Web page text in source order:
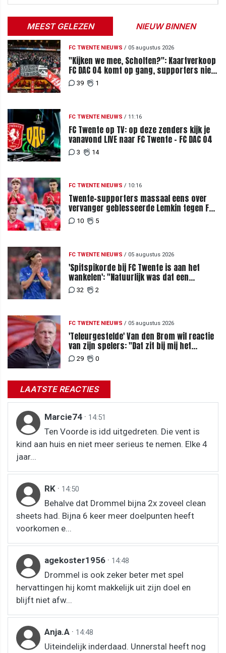
MEEST GELEZEN NIEUW BINNEN
FC TWENTE NIEUWS / 05 augustus 2026
"Kijken we mee, Scholten?": Kaartverkoop
FC DAC 04 komt op gang, supporters niet
blij met ticketprijzen
39 1
FC TWENTE NIEUWS / 11:16
FC Twente op TV: op deze zenders kijk je
vanavond LIVE naar FC Twente - FC DAC 04
3 14
FC TWENTE NIEUWS / 10:16
Twente-supporters massaal eens over
vervanger geblesseerde Lemkin tegen FC
DAC 04
10 5
FC TWENTE NIEUWS / 05 augustus 2026
'Spitspikorde bij FC Twente is aan het
wankelen': "Natuurlijk was dat een
signaal"
32 2
FC TWENTE NIEUWS / 05 augustus 2026
'Teleurgestelde' Van den Brom wil reactie
van zijn spelers: "Dat zit bij mij het
meeste diep"
29 0
LAATSTE REACTIES
Marcie74 · 14:51
Ten Voorde is idd uitgedreten. Die vent is
kind aan huis en niet meer serieus te nemen. Elke 4
jaar...
RK · 14:50
Behalve dat Drommel bijna 2x zoveel clean
sheets had. Bijna 6 keer meer doelpunten heeft
voorkomen e...
agekoster1956 · 14:48
Drommel is ook zeker beter met spel
hervattingen hij komt makkelijk uit zijn doel en
blijft niet afw...
Anja.A · 14:48
Uiteindelijk inderdaad. Unnerstal heeft nog